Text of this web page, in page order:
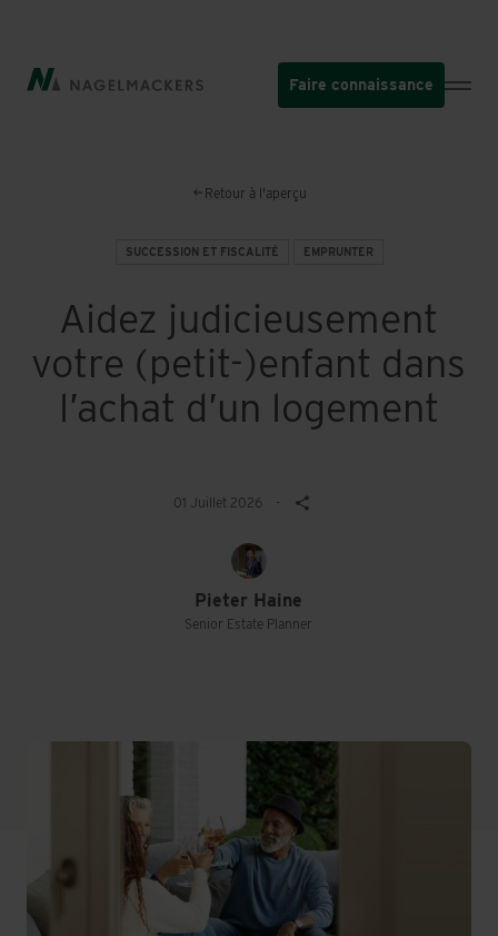
contenu
principal
Faire connaissance
Retour à l'aperçu
SUCCESSION ET FISCALITÉ EMPRUNTER
Aidez judicieusement
votre (petit-)enfant dans
l’achat d’un logement
01 Juillet 2026 -
Pieter Haine
Senior Estate Planner